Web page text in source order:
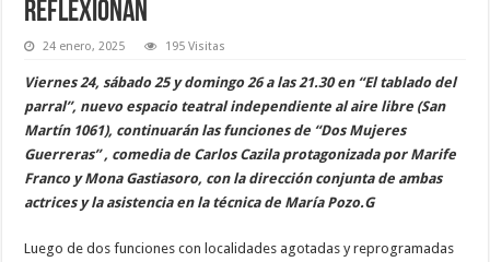
reflexionan
24 enero, 2025 195 Visitas
Viernes 24, sábado 25 y domingo 26 a las 21.30 en “El tablado del
parral”, nuevo espacio teatral independiente al aire libre (San
Martín 1061), continuarán las funciones de “Dos Mujeres
Guerreras” , comedia de Carlos Cazila protagonizada por Marife
Franco y Mona Gastiasoro, con la dirección conjunta de ambas
actrices y la asistencia en la técnica de María Pozo.G
Luego de dos funciones con localidades agotadas y reprogramadas